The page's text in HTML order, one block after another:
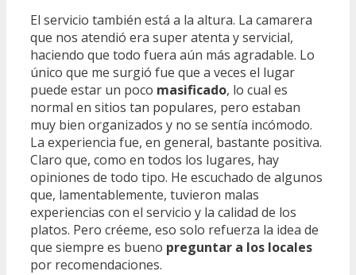
El servicio también está a la altura. La camarera
que nos atendió era super atenta y servicial,
haciendo que todo fuera aún más agradable. Lo
único que me surgió fue que a veces el lugar
puede estar un poco masificado, lo cual es
normal en sitios tan populares, pero estaban
muy bien organizados y no se sentía incómodo.
La experiencia fue, en general, bastante positiva.
Claro que, como en todos los lugares, hay
opiniones de todo tipo. He escuchado de algunos
que, lamentablemente, tuvieron malas
experiencias con el servicio y la calidad de los
platos. Pero créeme, eso solo refuerza la idea de
que siempre es bueno preguntar a los locales
por recomendaciones.